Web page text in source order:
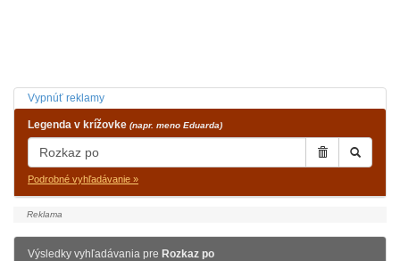
Vypnúť reklamy
Legenda v krížovke (napr. meno Eduarda)
Podrobné vyhľadávanie »
Výsledky vyhľadávania pre Rozkaz po